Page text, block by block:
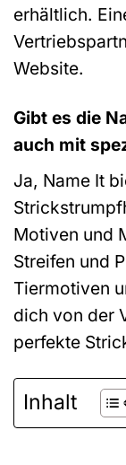
erhältlich.
Website.
Gibt es die
auch mit
Ja, Name It
Motiven und
Streifen und
Tiermotiven
dich von der
perfekte
Inhalt